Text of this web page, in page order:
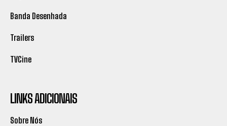
Banda Desenhada
Trailers
TVCine
LINKS ADICIONAIS
Sobre Nós